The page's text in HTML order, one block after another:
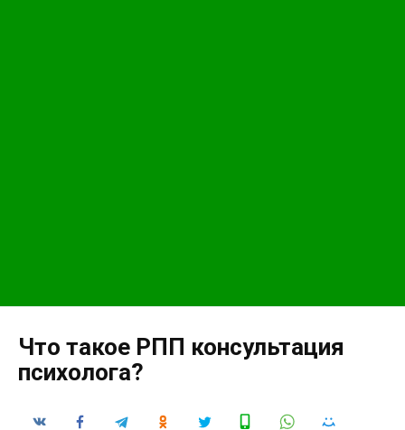
Что такое РПП консультация
психолога?